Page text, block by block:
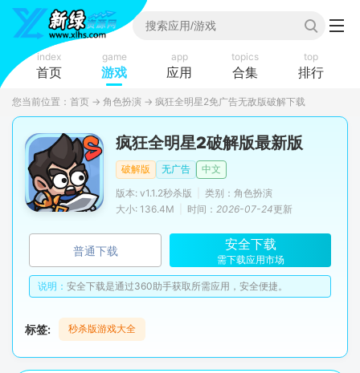
index
首页
game
游戏
app
应用
topics
合集
top
排行
您当前位置： 首页 → 角色扮演 → 疯狂全明星2免广告无敌版破解下载
疯狂全明星2破解版最新版
破解版 无广告
中文
版本: v1.1.2秒杀版
类别：角色扮演
大小: 136.4M
时间： 2026-07-24更新
普通下载 安全下载
需下载应用市场
说明： 安全下载是通过360助手获取所需应用，安全便捷。
标签: 秒杀版游戏大全